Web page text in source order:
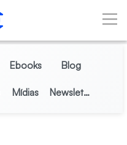
Ebooks Blog
Mídias Newsletter